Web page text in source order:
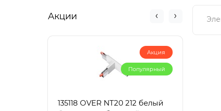
Акции
Акция
Популярный
135118 OVER NT20 212 белый